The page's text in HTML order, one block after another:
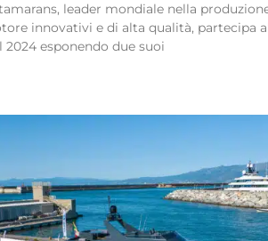
leader mondiale nella
innovativi e di alta qualità, partecipa
esponendo due suoi